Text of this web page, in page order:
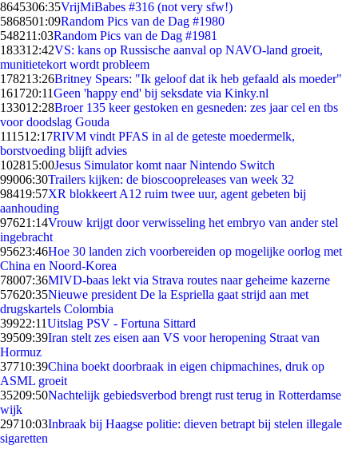
8645306:35VrijMiBabes #316 (not very sfw!)
5868501:09Random Pics van de Dag #1980
548211:03Random Pics van de Dag #1981
183312:42VS: kans op Russische aanval op NAVO-land groeit,
munitietekort wordt probleem
178213:26Britney Spears: "Ik geloof dat ik heb gefaald als moeder"
161720:11Geen 'happy end' bij seksdate via Kinky.nl
133012:28Broer 135 keer gestoken en gesneden: zes jaar cel en tbs
voor doodslag Gouda
111512:17RIVM vindt PFAS in al de geteste moedermelk,
borstvoeding blijft advies
102815:00Jesus Simulator komt naar Nintendo Switch
99006:30Trailers kijken: de bioscoopreleases van week 32
98419:57XR blokkeert A12 ruim twee uur, agent gebeten bij
aanhouding
97621:14Vrouw krijgt door verwisseling het embryo van ander stel
ingebracht
95623:46Hoe 30 landen zich voorbereiden op mogelijke oorlog met
China en Noord-Korea
78007:36MIVD-baas lekt via Strava routes naar geheime kazerne
57620:35Nieuwe president De la Espriella gaat strijd aan met
drugskartels Colombia
39922:11Uitslag PSV - Fortuna Sittard
39509:39Iran stelt zes eisen aan VS voor heropening Straat van
Hormuz
37710:39China boekt doorbraak in eigen chipmachines, druk op
ASML groeit
35209:50Nachtelijk gebiedsverbod brengt rust terug in Rotterdamse
wijk
29710:03Inbraak bij Haagse politie: dieven betrapt bij stelen illegale
sigaretten